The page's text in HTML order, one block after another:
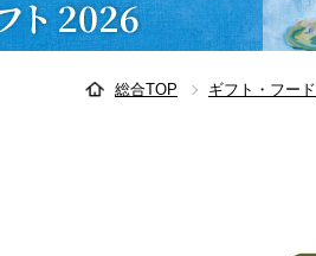
総合TOP ギフト・フード